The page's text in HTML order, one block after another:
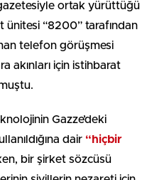
ortak yürüttüğü
ünitesi “8200” tarafından
telefon görüşmesi
akınları için istihbarat
Gazze’deki
dair “hiçbir
bir şirket sözcüsü